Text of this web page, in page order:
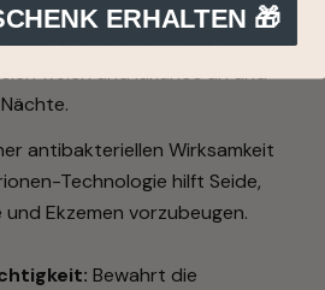
Unsere Kissenbezüge aus
weich und luxuriös an und
antibakteriellen Wirksamkeit
Technologie hilft Seide,
Ekzemen vorzubeugen.
Bewahrt die
ERHALTEN 🎁